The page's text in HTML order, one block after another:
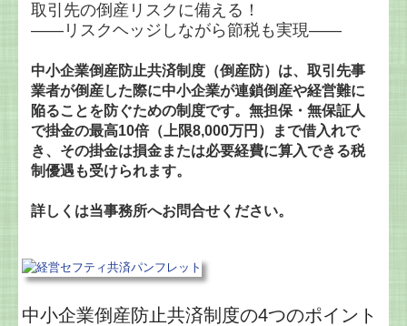
交通案内
経営者お役立ち情報
お問合せ・面談の申込
国の共済制度活用コーナー
電帳法・インボイス最新情報
取引先の倒産リスクに備える！
――リスクヘッジしながら節税も実現――
中小企業倒産防止共済制度（倒産防）は、取引先事
業者が倒産した際に中小企業が連鎖倒産や経営難に
陥ることを防ぐための制度です。無担保・無保証人
で掛金の最高10倍（上限8,000万円）まで借入れで
き、その掛金は損金または必要経費に算入できる税
制優遇も受けられます。
詳しくは当事務所へお問合せください。
中小企業倒産防止共済制度の4つのポイント